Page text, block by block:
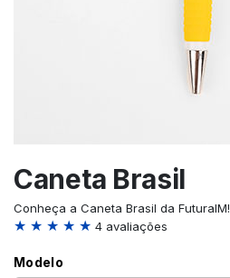
Caneta Brasil
Conheça a Caneta Brasil da FuturaIM!
★ ★ ★ ★ ★ 4 avaliações
Modelo